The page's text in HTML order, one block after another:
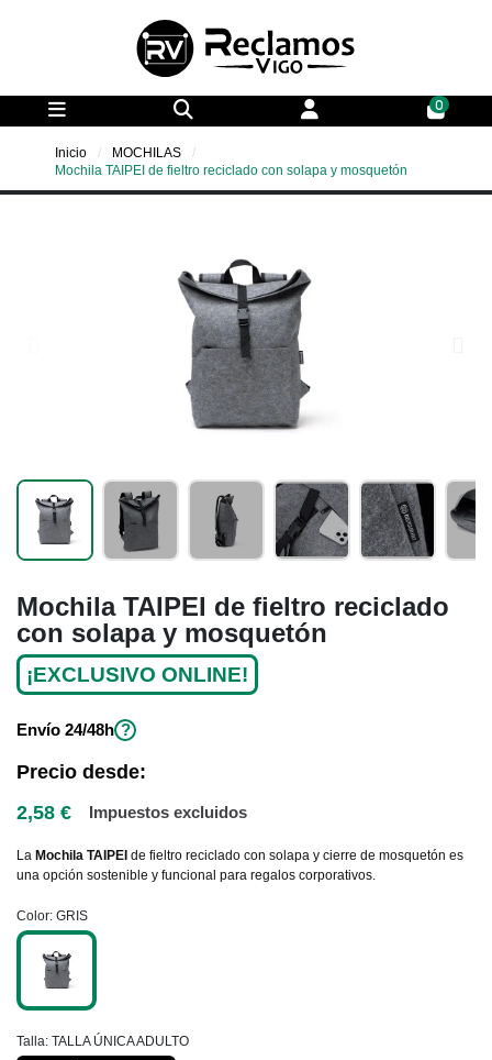
0
Inicio
MOCHILAS
Mochila TAIPEI de fieltro reciclado con solapa y mosquetón
Mochila TAIPEI de fieltro reciclado
con solapa y mosquetón
¡EXCLUSIVO ONLINE!
Envío 24/48h ?
Precio desde:
2,58 €
Impuestos excluidos
La Mochila TAIPEI de fieltro reciclado con solapa y cierre de mosquetón es
una opción sostenible y funcional para regalos corporativos.
Color GRIS
Talla TALLA ÚNICA ADULTO